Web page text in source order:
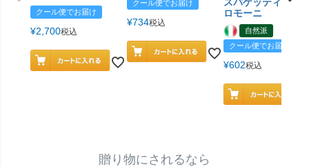
クール便でお届け
¥2,700税込
クール便でお届け
¥734税込
ロモーニ
自然派
クール便でお届け
¥602税込
贈り物にされるなら